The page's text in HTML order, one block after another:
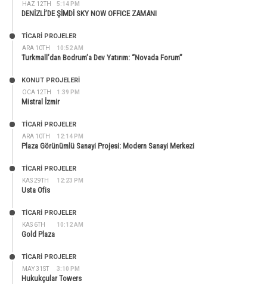
HAZ 12TH 5:14 PM
DENİZLİ’DE ŞİMDİ SKY NOW OFFICE ZAMANI
ARA 10TH 10:52 AM
TİCARİ PROJELER
Turkmall’dan Bodrum’a Dev Yatırım: “Novada Forum”
OCA 12TH 1:39 PM
KONUT PROJELERI
Mistral İzmir
ARA 10TH 12:14 PM
TİCARİ PROJELER
Plaza Görünümlü Sanayi Projesi: Modern Sanayi Merkezi
KAS 29TH 12:23 PM
TİCARİ PROJELER
Usta Ofis
KAS 6TH 10:12 AM
TİCARİ PROJELER
Gold Plaza
MAY 31ST 3:10 PM
TİCARİ PROJELER
Hukukçular Towers